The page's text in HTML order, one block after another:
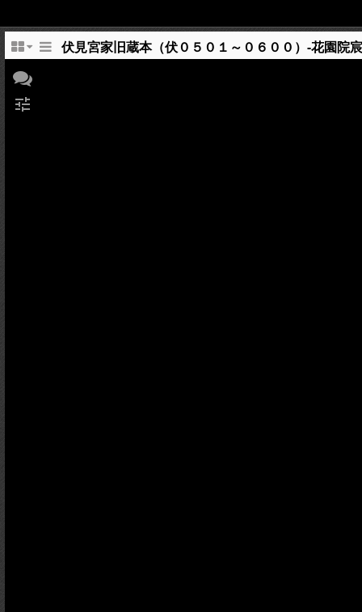
伏見宮家旧蔵本（伏０５０１～０６００）-花園院
tune